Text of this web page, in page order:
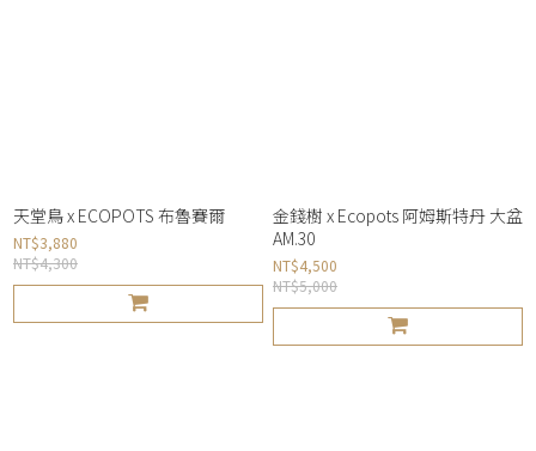
天堂鳥 x ECOPOTS 布魯賽爾
NT$3,880
NT$4,300
金錢樹 x Ecopots 阿姆斯特丹 大盆
AM.30
NT$4,500
NT$5,000